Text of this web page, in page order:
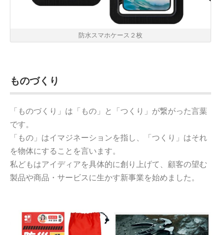
防水スマホケース２枚
ものづくり
「ものづくり」は「もの」と「つくり」が繋がった言葉
です。
「もの」はイマジネーションを指し、「つくり」はそれ
を物体にすることを言います。
私どもはアイディアを具体的に創り上げて、顧客の望む
製品や商品・サービスに生かす新事業を始めました。